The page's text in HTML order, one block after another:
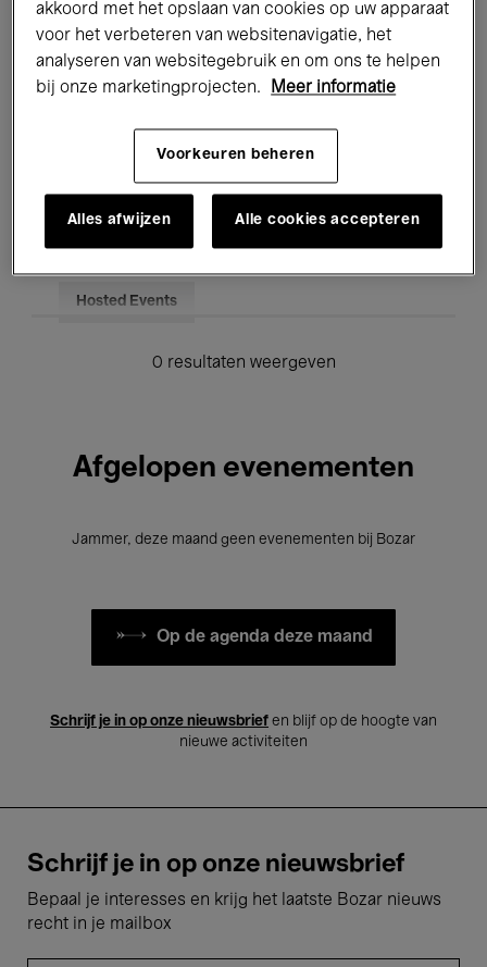
Performances Lezingen & Debatten
Jazz Klassieke Muziek Global Music
Onderwijs Rondleidingen
Hosted Events
0 resultaten weergeven
Afgelopen evenementen
Jammer, deze maand geen evenementen bij Bozar
Op de agenda deze maand
Schrijf je in op onze nieuwsbrief en blijf op de hoogte van
nieuwe activiteiten
Schrijf je in op onze nieuwsbrief
Bepaal je interesses en krijg het laatste Bozar nieuws
recht in je mailbox
akkoord met het opslaan van cookies op uw apparaat
voor het verbeteren van websitenavigatie, het
analyseren van websitegebruik en om ons te helpen
bij onze marketingprojecten.
Meer informatie
Voorkeuren beheren
Alles afwijzen Alle cookies accepteren